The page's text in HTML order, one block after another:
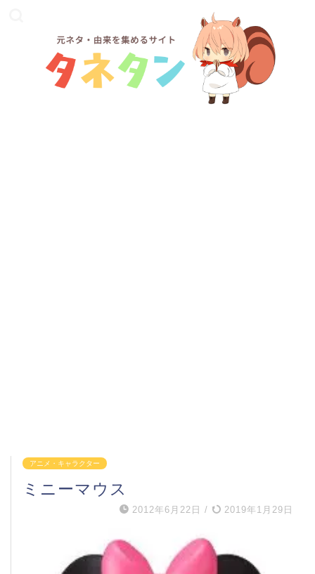
アニメ・キャラクター
ミニーマウス
2012年6月22日 / 2019年1月29日